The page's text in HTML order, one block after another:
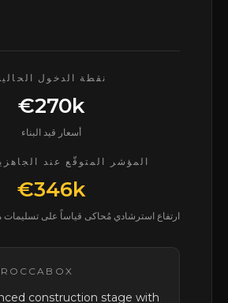
نقطة الدخول
€270k
أسعار قيد البناء
المؤشر المتوقّع عند
€346k
ارتفاع استرشادي مُحاكى قياساً على تسليمات
رأي محللي ROCCABOX
construction stage with